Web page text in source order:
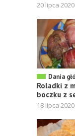
20 lipca 2020
Dania
Roladki z
boczku z
18 lipca 2020